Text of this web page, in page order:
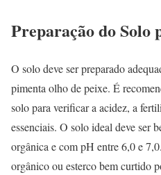
Preparação do Solo
O solo deve ser preparado
pimenta olho de peixe. É
solo para verificar a acidez, a
essenciais. O solo ideal deve ser
orgânica e com pH entre 6,0 e
orgânico ou esterco bem curtido